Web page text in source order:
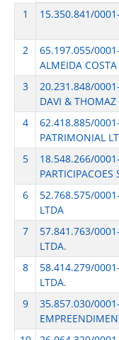
1 15.350.841/
2
65.197.055/
ALMEIDA
3
20.231.848/
DAVI & THOMAZ
4
62.418.885/
PATRIMONIAL
5
18.548.266/
PARTICIPACOES
6
52.768.575/
LTDA
7
57.841.763/
LTDA.
8
58.414.279/
LTDA.
9
35.857.030/